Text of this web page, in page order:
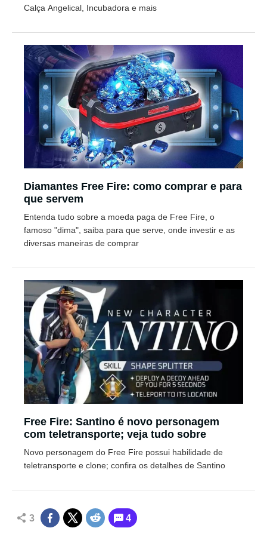
Calça Angelical, Incubadora e mais
Diamantes Free Fire: como comprar e para
que servem
Entenda tudo sobre a moeda paga de Free Fire, o
famoso "dima", saiba para que serve, onde investir e as
diversas maneiras de comprar
Free Fire: Santino é novo personagem
com teletransporte; veja tudo sobre
Novo personagem do Free Fire possui habilidade de
teletransporte e clone; confira os detalhes de Santino
3 4